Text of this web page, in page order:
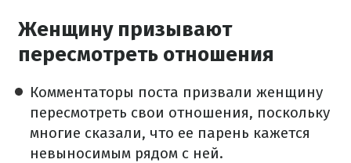
Женщину призывают
пересмотреть отношения
Комментаторы поста призвали женщину
пересмотреть свои отношения, поскольку
многие сказали, что ее парень кажется
невыносимым рядом с ней.